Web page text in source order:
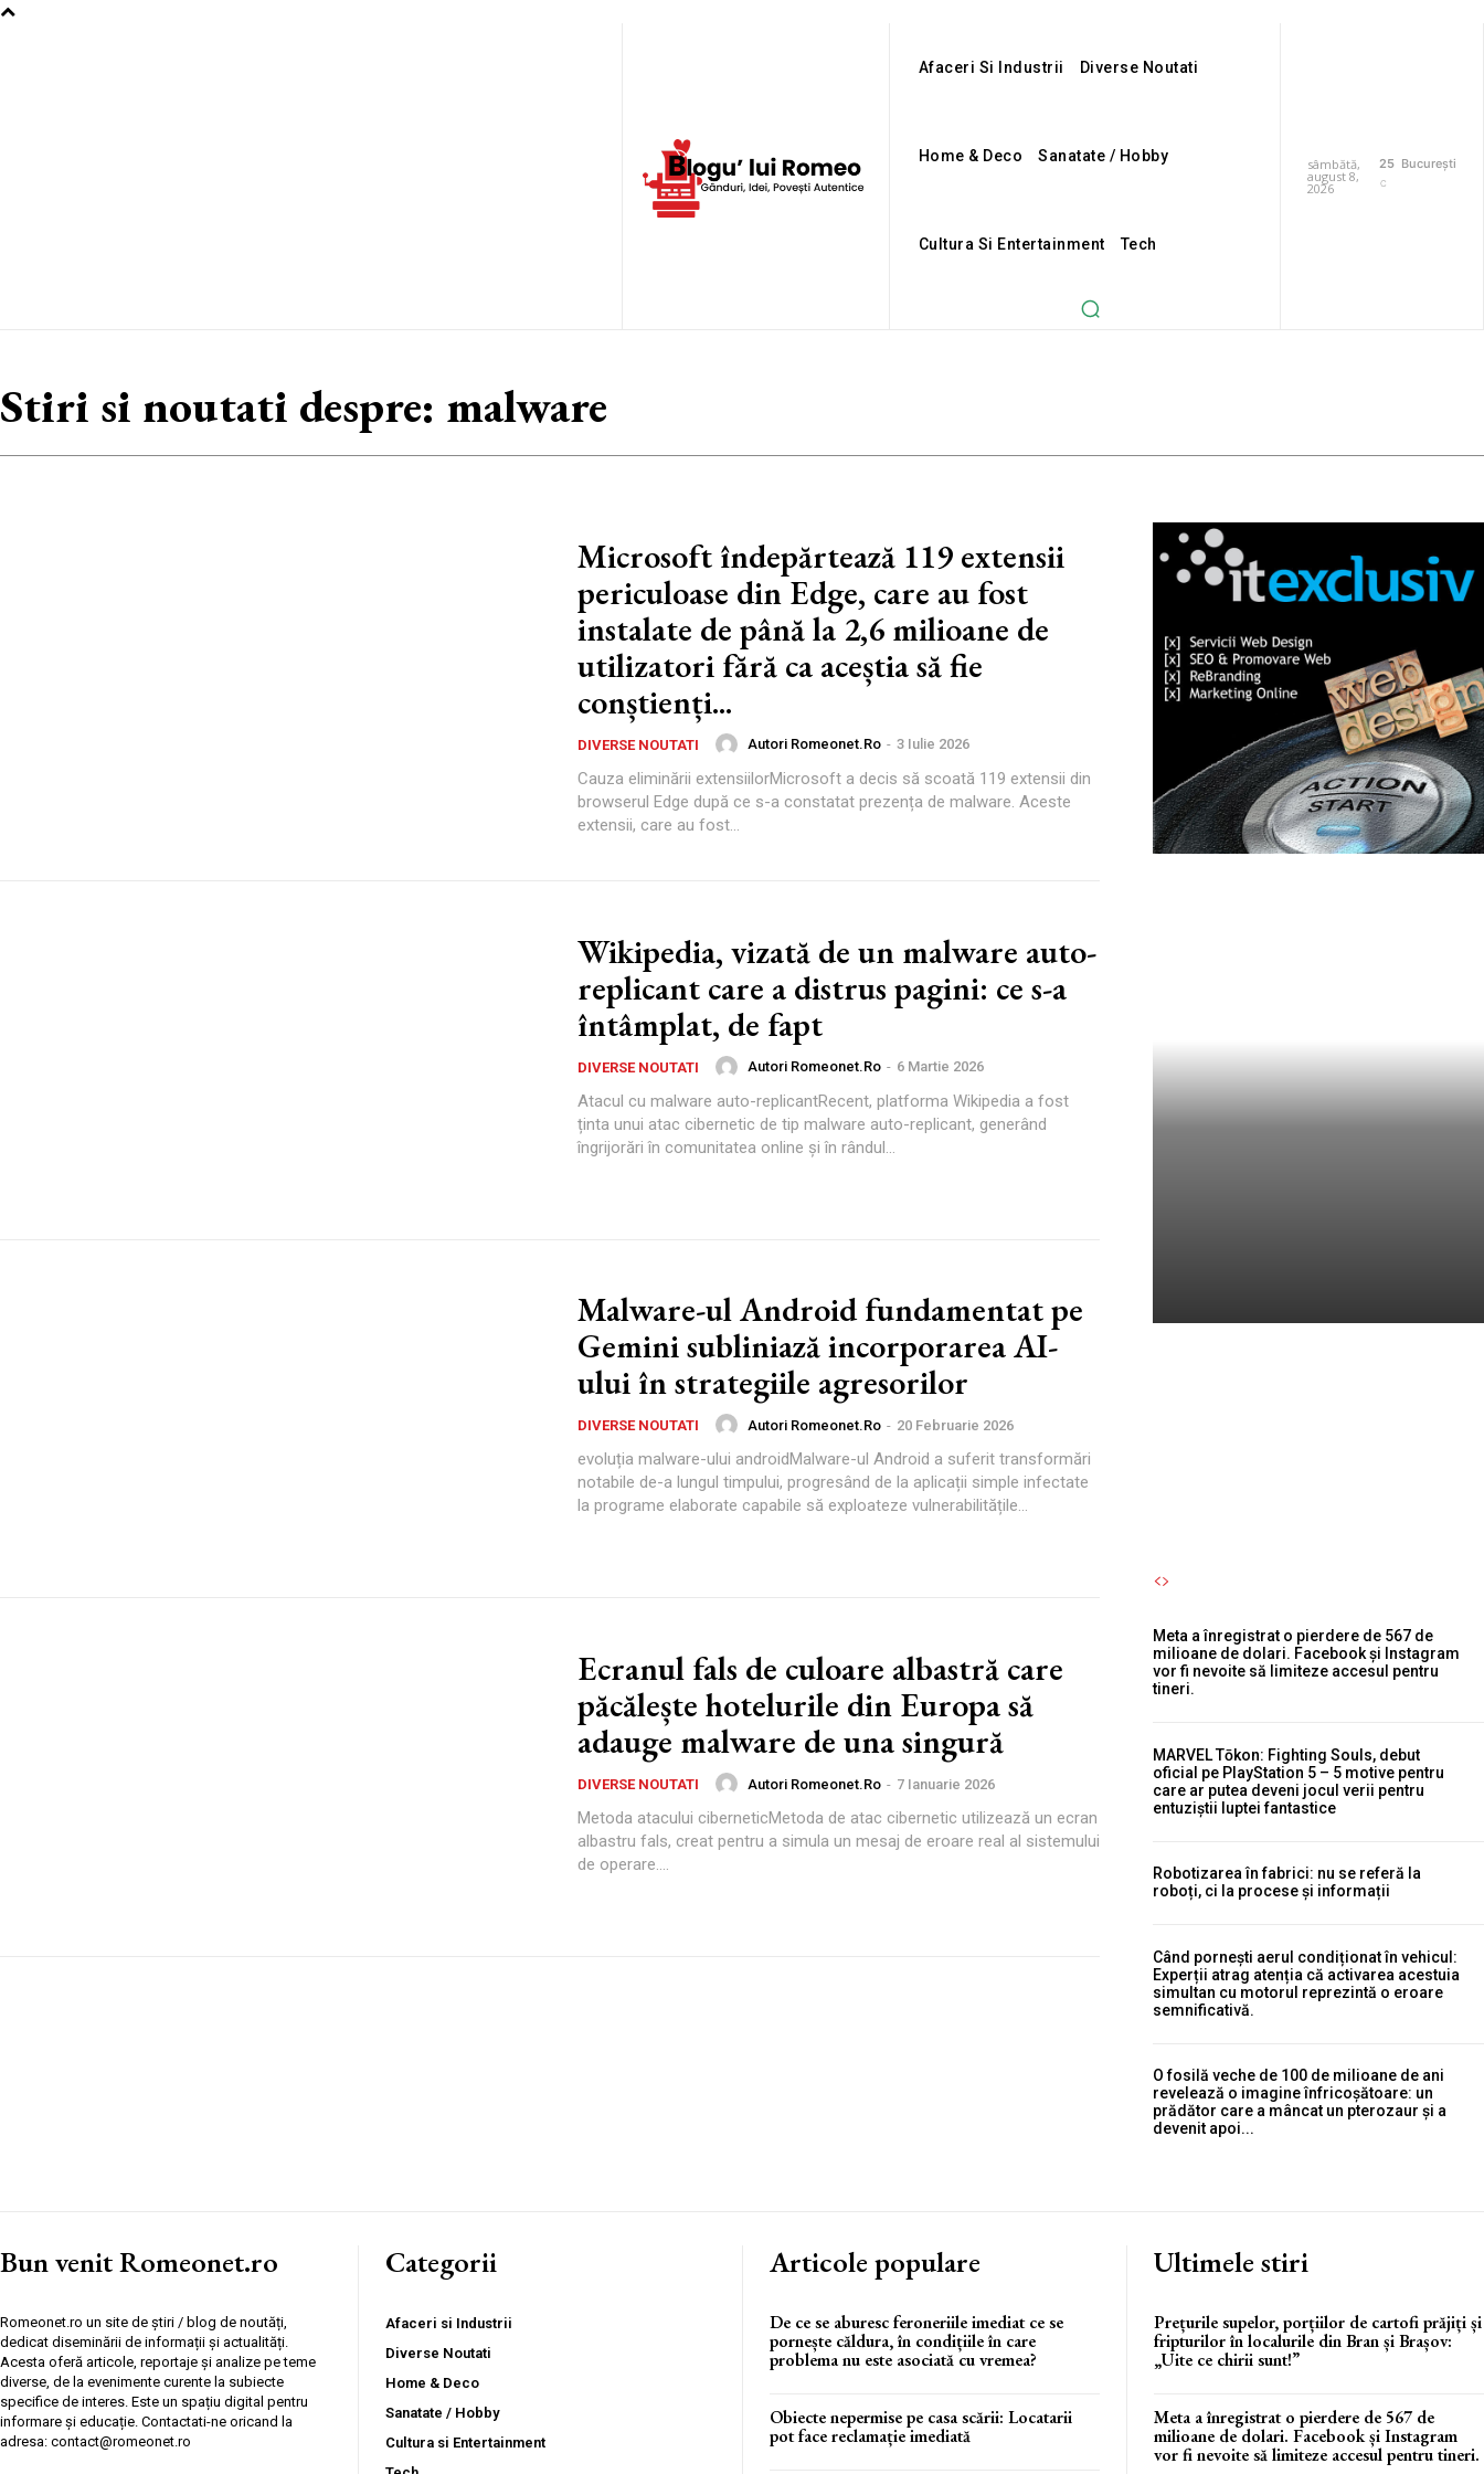
Afaceri Si Industrii Diverse Noutati
Home & Deco Sanatate / Hobby
Cultura Si Entertainment Tech
sâmbătă,
august 8,
2026
25
C
București
Stiri si noutati despre: malware
Microsoft îndepărtează 119 extensii
periculoase din Edge, care au fost
instalate de până la 2,6 milioane de
utilizatori fără ca aceștia să fie
conștienți...
DIVERSE NOUTATI Autori Romeonet.ro - 3 Iulie 2026
Cauza eliminării extensiilorMicrosoft a decis să scoată 119 extensii din
browserul Edge după ce s-a constatat prezența de malware. Aceste
extensii, care au fost...
Wikipedia, vizată de un malware auto-
replicant care a distrus pagini: ce s-a
întâmplat, de fapt
DIVERSE NOUTATI Autori Romeonet.ro - 6 Martie 2026
Atacul cu malware auto-replicantRecent, platforma Wikipedia a fost
ținta unui atac cibernetic de tip malware auto-replicant, generând
îngrijorări în comunitatea online și în rândul...
Malware-ul Android fundamentat pe
Gemini subliniază incorporarea AI-
ului în strategiile agresorilor
DIVERSE NOUTATI Autori Romeonet.ro - 20 Februarie 2026
evoluția malware-ului androidMalware-ul Android a suferit transformări
notabile de-a lungul timpului, progresând de la aplicații simple infectate
la programe elaborate capabile să exploateze vulnerabilitățile...
Ecranul fals de culoare albastră care
păcălește hotelurile din Europa să
adauge malware de una singură
DIVERSE NOUTATI Autori Romeonet.ro - 7 Ianuarie 2026
Metoda atacului ciberneticMetoda de atac cibernetic utilizează un ecran
albastru fals, creat pentru a simula un mesaj de eroare real al sistemului
de operare....
Meta a înregistrat o pierdere de 567 de
milioane de dolari. Facebook și Instagram
vor fi nevoite să limiteze accesul pentru
tineri.
MARVEL Tōkon: Fighting Souls, debut
oficial pe PlayStation 5 – 5 motive pentru
care ar putea deveni jocul verii pentru
entuziștii luptei fantastice
Robotizarea în fabrici: nu se referă la
roboți, ci la procese și informații
Când pornești aerul condiționat în vehicul:
Experții atrag atenția că activarea acestuia
simultan cu motorul reprezintă o eroare
semnificativă.
O fosilă veche de 100 de milioane de ani
revelează o imagine înfricoșătoare: un
prădător care a mâncat un pterozaur și a
devenit apoi...
Bun venit Romeonet.ro
Romeonet.ro un site de știri / blog de noutăți,
dedicat diseminării de informații și actualități.
Acesta oferă articole, reportaje și analize pe teme
diverse, de la evenimente curente la subiecte
specifice de interes. Este un spațiu digital pentru
informare și educație. Contactati-ne oricand la
adresa: contact@romeonet.ro
Categorii
Afaceri si Industrii
Diverse Noutati
Home & Deco
Sanatate / Hobby
Cultura si Entertainment
Articole populare
De ce se aburesc feroneriile imediat ce se
pornește căldura, în condițiile în care
problema nu este asociată cu vremea?
Obiecte nepermise pe casa scării: Locatarii
pot face reclamație imediată
Ultimele stiri
Prețurile supelor, porțiilor de cartofi prăjiți și
fripturilor în localurile din Bran și Brașov:
„Uite ce chirii sunt!”
Meta a înregistrat o pierdere de 567 de
milioane de dolari. Facebook și Instagram
vor fi nevoite să limiteze accesul pentru tineri.